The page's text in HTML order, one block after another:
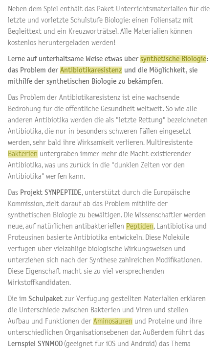
Neben dem Spiel enthält das Paket Unterrichtsmaterialien für die
letzte und vorletzte Schulstufe Biologie: einen Foliensatz mit
Begleittext und ein Kreuzworträtsel. Alle Materialien können
kostenlos heruntergeladen werden!
Lerne auf unterhaltsame Weise etwas über synthetische Biologie:
das Problem der Antibiotikaresistenz und die Möglichkeit, sie
mithilfe der synthetischen Biologie zu bekämpfen.
Das Problem der Antibiotikaresistenz ist eine wachsende
Bedrohung für die öffentliche Gesundheit weltweit. So wie alle
anderen Antibiotika werden die als "letzte Rettung" bezeichneten
Antibiotika, die nur in besonders schweren Fällen eingesetzt
werden, sehr bald ihre Wirksamkeit verlieren. Multiresistente
Bakterien untergraben immer mehr die Macht existierender
Antibiotika, was uns zurück in die "dunklen Zeiten vor den
Antibiotika" werfen kann.
Das Projekt SYNPEPTIDE, unterstützt durch die Europäische
Kommission, zielt darauf ab das Problem mithilfe der
synthetischen Biologie zu bewältigen. Die Wissenschaftler werden
neue, auf natürlichen antibakteriellen Peptiden, Lantibiotika und
Proteusinen basierte Antibiotika entwickeln. Diese Moleküle
verfügen über vielzählige biologische Wirkungsweisen und
unterziehen sich nach der Synthese zahlreichen Modifikationen.
Diese Eigenschaft macht sie zu viel versprechenden
Wirkstoffkandidaten.
Die im Schulpaket zur Verfügung gestellten Materialien erklären
die Unterschiede zwischen Bakterien und Viren und stellen
Aufbau und Funktionen der Aminosäuren und Proteine und ihre
unterschiedlichen Organisationsebenen dar. Außerdem führt das
Lernspiel SYNMOD (geeignet für iOS und Android) das Thema